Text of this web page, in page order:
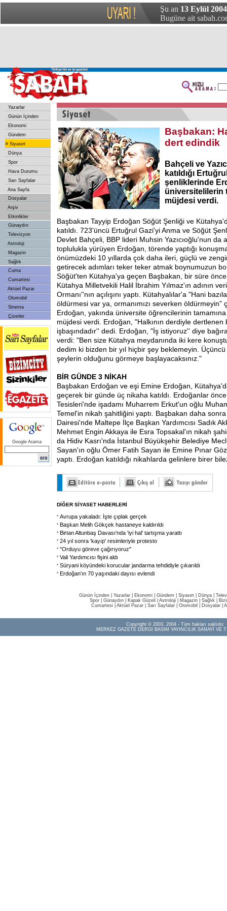
Şu an 13 Eylül
Bugüne ait
Yazarlar
Günün İçinden
Ekonomi
Gündem
» Siyaset
Dünya
Spor
Hava Durumu
Sarı Sayfalar
Ana Sayfa
Dosyalar
Arşiv
Etkinlikler
Günaydın
Televizyon
Astroloji
Magazin
Sağlık
Cuma
Cumartesi
Aktüel Pazar
Otomobil
Sinema
Çizerler
Google Arama
Başbakan:
dert edindik
Bahçeli ve
katıldığı
şenliklerinde
üniversitelilerin
müjdesi verdi.
Başbakan Tayyip Erdoğan Söğüt Şenliği ve
katıldı. 723'üncü Ertuğrul Gazi'yi Anma ve Söğüt
Devlet Bahçeli, BBP lideri Muhsin Yazıcıoğlu'nun da
toplulukla yürüyen Erdoğan, törende yaptığı
önümüzdeki 10 yıllarda çok daha ileri, güçlü ve
getirecek adımları teker teker atmak boynumuzun
Söğüt'ten Kütahya'ya geçen Başbakan, bir süre
Kütahya Milletvekili Halil İbrahim Yılmaz'ın adının
Ormanı''nın açılışını yaptı. Kütahyalılar'a "Hani
öldürmesi var ya, ormanımızı severken öldürmeyin"
Erdoğan, yakında üniversite öğrencilerinin tamamına
müjdesi verdi. Erdoğan, "Halkının derdiyle dertlenen
işbaşındadır'' dedi. Erdoğan, "İş istiyoruz'' diye
verdi: "Ben size Kütahya meydanında iki kere
dedim ki bizden bir yıl hiçbir şey beklemeyin. Üçüncü
şeylerin olduğunu görmeye başlayacaksınız."
BİR GÜNDE 3 NİKAH
Başbakan Erdoğan ve eşi Emine Erdoğan,
geçerek bir günde üç nikaha katıldı. Erdoğanlar
Tesisleri'nde işadamı Muharrem Erkut'un oğlu
Temel'in nikah şahitliğini yaptı. Başbakan daha
Dairesi'nde Maltepe İlçe Başkan Yardımcısı Sadık
Mehmet Engin Akkaya ile Esra Topsakal'ın nikah
da Hidiv Kasrı'nda İstanbul Büyükşehir Belediye
Sayan'ın oğlu Ömer Fatih Sayan ile Emine Pınar
yaptı. Erdoğan katıldığı nikahlarda gelinlere birer
DİĞER SİYASET HABERLERİ
Avrupa yakaladı: İşte çıplak gerçek
Başkan Melih Gökçek hastaneye kaldırıldı
Birtan Altunbaş Davası'nda 'iyi hal' tartışma yarattı
24 yıl sonra 'kayıp' resimleriyle protesto
"Orduyu göreve çağırıyoruz"
Vali Yardımcısı fişini aldı
Süryani köyündeki korucular jandarma tehdidiyle çıkarıldı
Erdoğan'ın 70 yaşındaki dayısı evlendi
Günün İçinden Yazarlar Ekonomi Gündem Siyaset Dünya |
Spor
Günaydın Kapak Güzeli Astroloji Magazin Sağlık
Cumartesi| Aktüel Pazar| Sarı Sayfalar| Otomobil Dosyalar|
Copyright © 2003, 2004 - Tüm hakları saklıdır.
MERKEZ GAZETE DERGİ BASIM YAYINCILIK SANAYİ VE